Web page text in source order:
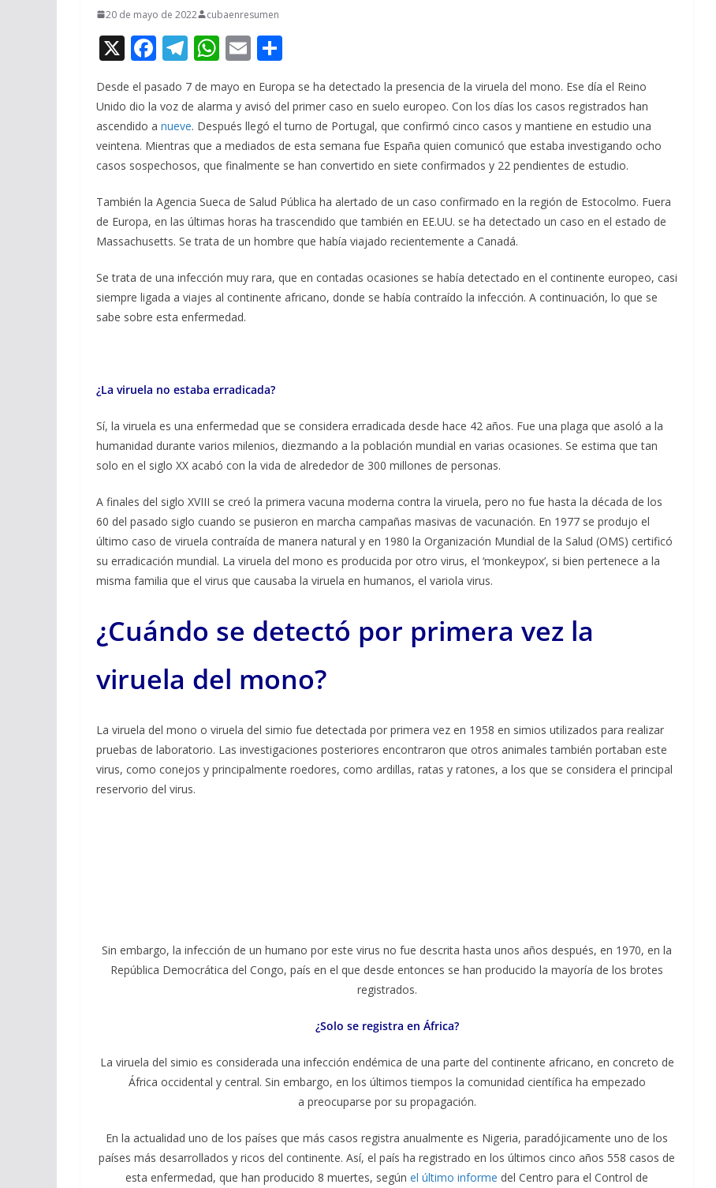
20 de mayo de 2022 cubaenresumen
X F
ac
e
b
o
o
k
T
el
e
gr
a
m
W
at
s
A
p
p
E
ai
l
m
p
ar
ti
r
Desde el pasado 7 de mayo en Europa se ha detectado la presencia de la viruela del mono. Ese día el Reino
Unido dio la voz de alarma y avisó del primer caso en suelo europeo. Con los días los casos registrados han
ascendido a nueve. Después llegó el turno de Portugal, que confirmó cinco casos y mantiene en estudio una
veintena. Mientras que a mediados de esta semana fue España quien comunicó que estaba investigando ocho
casos sospechosos, que finalmente se han convertido en siete confirmados y 22 pendientes de estudio.
También la Agencia Sueca de Salud Pública ha alertado de un caso confirmado en la región de Estocolmo. Fuera
de Europa, en las últimas horas ha trascendido que también en EE.UU. se ha detectado un caso en el estado de
Massachusetts. Se trata de un hombre que había viajado recientemente a Canadá.
Se trata de una infección muy rara, que en contadas ocasiones se había detectado en el continente europeo, casi
siempre ligada a viajes al continente africano, donde se había contraído la infección. A continuación, lo que se
sabe sobre esta enfermedad.
¿La viruela no estaba erradicada?
Sí, la viruela es una enfermedad que se considera erradicada desde hace 42 años. Fue una plaga que asoló a la
humanidad durante varios milenios, diezmando a la población mundial en varias ocasiones. Se estima que tan
solo en el siglo XX acabó con la vida de alrededor de 300 millones de personas.
A finales del siglo XVIII se creó la primera vacuna moderna contra la viruela, pero no fue hasta la década de los
60 del pasado siglo cuando se pusieron en marcha campañas masivas de vacunación. En 1977 se produjo el
último caso de viruela contraída de manera natural y en 1980 la Organización Mundial de la Salud (OMS) certificó
su erradicación mundial. La viruela del mono es producida por otro virus, el ‘monkeypox’, si bien pertenece a la
misma familia que el virus que causaba la viruela en humanos, el variola virus.
¿Cuándo se detectó por primera vez la
viruela del mono?
La viruela del mono o viruela del simio fue detectada por primera vez en 1958 en simios utilizados para realizar
pruebas de laboratorio. Las investigaciones posteriores encontraron que otros animales también portaban este
virus, como conejos y principalmente roedores, como ardillas, ratas y ratones, a los que se considera el principal
reservorio del virus.
Sin embargo, la infección de un humano por este virus no fue descrita hasta unos años después, en 1970, en la
República Democrática del Congo, país en el que desde entonces se han producido la mayoría de los brotes
registrados.
¿Solo se registra en África?
La viruela del simio es considerada una infección endémica de una parte del continente africano, en concreto de
África occidental y central. Sin embargo, en los últimos tiempos la comunidad científica ha empezado
a preocuparse por su propagación.
En la actualidad uno de los países que más casos registra anualmente es Nigeria, paradójicamente uno de los
países más desarrollados y ricos del continente. Así, el país ha registrado en los últimos cinco años 558 casos de
esta enfermedad, que han producido 8 muertes, según el último informe del Centro para el Control de